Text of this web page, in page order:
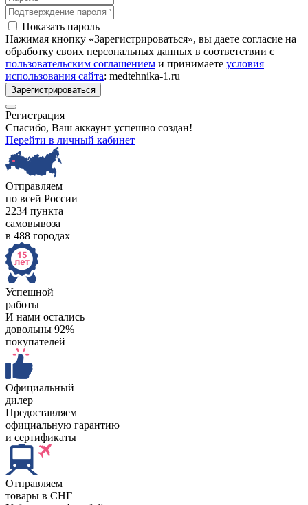
Показать пароль
Нажимая кнопку «Зарегистрироваться», вы даете согласие на
обработку своих персональных данных в соответствии с
пользовательским соглашением и принимаете условия
использования сайта: medtehnika-1.ru
Зарегистрироваться
Регистрация
Спасибо, Ваш аккаунт успешно создан!
Перейти в личный кабинет
Отправляем
по всей России
2234 пункта
самовывоза
в 488 городах
Успешной
работы
И нами остались
довольны 92%
покупателей
Официальный
дилер
Предоставляем
официальную гарантию
и сертификаты
Отправляем
товары в СНГ